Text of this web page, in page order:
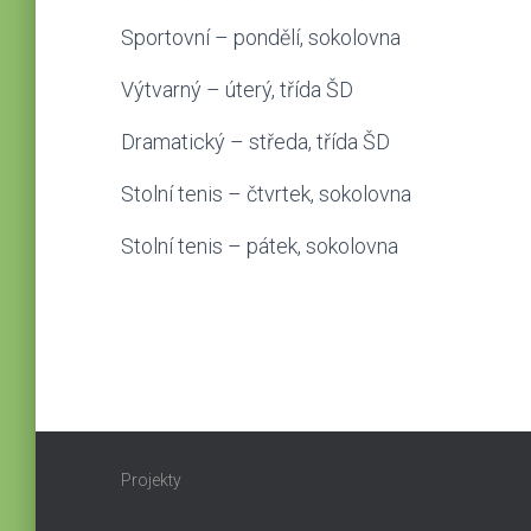
Sportovní – pondělí, sokolovna
Výtvarný – úterý, třída ŠD
Dramatický – středa, třída ŠD
Stolní tenis – čtvrtek, sokolovna
Stolní tenis – pátek, sokolovna
Projekty